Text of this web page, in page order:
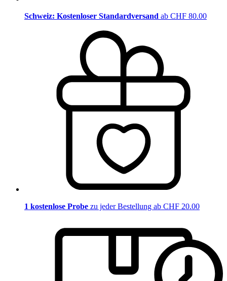
Schweiz: Kostenloser Standardversand ab CHF 80.00
1 kostenlose Probe zu jeder Bestellung ab CHF 20.00